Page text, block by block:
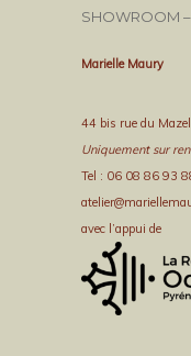
SHOWROOM –
Marielle Maury
44 bis rue du
Uniquement sur
Tel : 06 08 86 93
avec l’appui de